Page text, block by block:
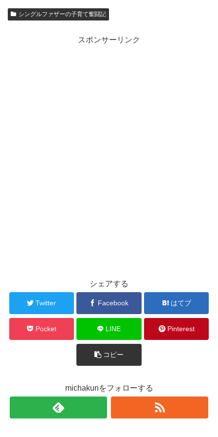
e
o
シングルファザーの子育て奮闘記
スポンサーリンク
シェアする
Twitter Facebook はてブ
Pocket LINE Pinterest
コピー
michakunをフォローする